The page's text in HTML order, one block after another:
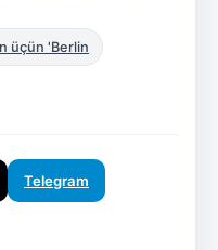
üçün 'Berlin
Telegram